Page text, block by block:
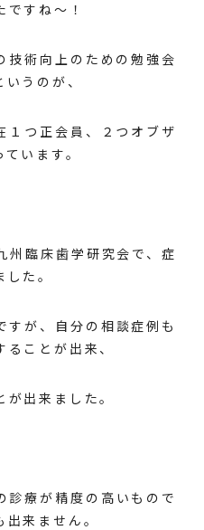
すね～！
技術向上のための勉強会
うのが、
１つ正会員、２つオブザ
います。
州臨床歯学研究会で、症
た。
すが、自分の相談症例も
ことが出来、
出来ました。
診療が精度の高いもので
来ません。